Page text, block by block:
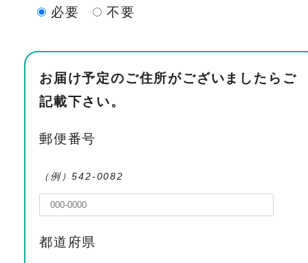
必要 不要
お届け予定のご住所がございましたらご
記載下さい。
郵便番号
（例）542-0082
都道府県